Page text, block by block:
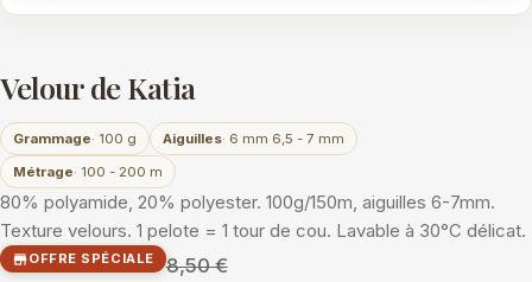
Velour de Katia
Grammage· 100 g Aiguilles· 6 mm 6,5 - 7 mm
Métrage· 100 - 200 m
80% polyamide, 20% polyester. 100g/150m, aiguilles 6-7mm.
Texture velours. 1 pelote = 1 tour de cou. Lavable à 30°C délicat.
OFFRE SPÉCIALE 8,50 €